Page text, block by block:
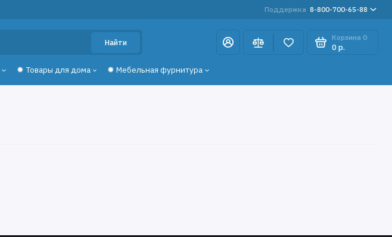
Поддержка 8-800-700-65-88
Найти
Корзина 0
0 р.
✹ Товары для дома ✹ Мебельная фурнитура